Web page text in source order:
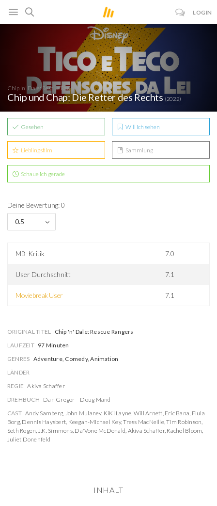
LOGIN
Chip 'n' Dale: Rescue Rangers
Chip und Chap: Die Retter des Rechts(2022)
Gesehen Will ich sehen
Lieblingsfilm Sammlung
Schaue ich gerade
Deine Bewertung: 0
0.5
MB-Kritik 7.0
User Durchschnitt 7.1
Moviebreak User 7.1
ORIGINAL TITEL Chip 'n' Dale: Rescue Rangers
LAUFZEIT 97 Minuten
GENRES Adventure, Comedy, Animation
LÄNDER
REGIE Akiva Schaffer
DREHBUCH Dan Gregor
Doug Mand
CAST Andy Samberg, John Mulaney, KiKi Layne, Will Arnett, Eric Bana, Flula
Borg, Dennis Haysbert, Keegan-Michael Key,Tress MacNeille,Tim Robinson,
Seth Rogen, J.K. Simmons, Da'Vone McDonald, Akiva Schaffer, Rachel Bloom,
Juliet Donenfeld
INHALT